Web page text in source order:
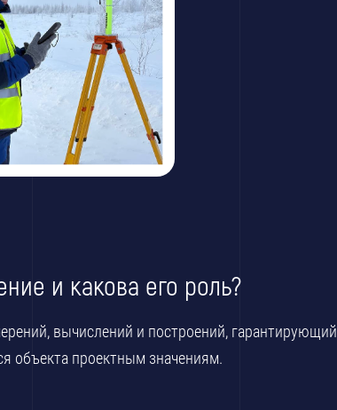
и какова его роль?
вычислений и построений, гарантирующий
объекта проектным значениям.